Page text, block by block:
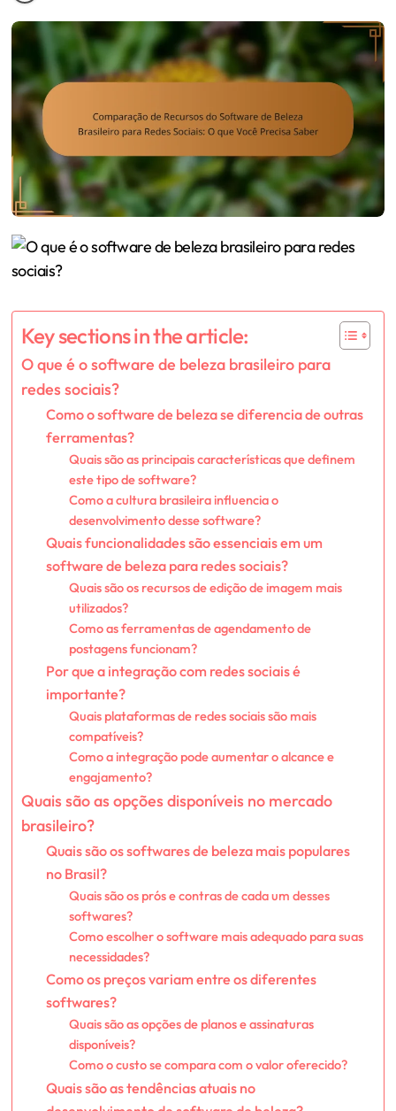
Key sections in the article:
O que é o software de beleza brasileiro para
redes sociais?
Como o software de beleza se diferencia de outras
ferramentas?
Quais são as principais características que definem
este tipo de software?
Como a cultura brasileira influencia o
desenvolvimento desse software?
Quais funcionalidades são essenciais em um
software de beleza para redes sociais?
Quais são os recursos de edição de imagem mais
utilizados?
Como as ferramentas de agendamento de
postagens funcionam?
Por que a integração com redes sociais é
importante?
Quais plataformas de redes sociais são mais
compatíveis?
Como a integração pode aumentar o alcance e
engajamento?
Quais são as opções disponíveis no mercado
brasileiro?
Quais são os softwares de beleza mais populares
no Brasil?
Quais são os prós e contras de cada um desses
softwares?
Como escolher o software mais adequado para suas
necessidades?
Como os preços variam entre os diferentes
softwares?
Quais são as opções de planos e assinaturas
disponíveis?
Como o custo se compara com o valor oferecido?
Quais são as tendências atuais no